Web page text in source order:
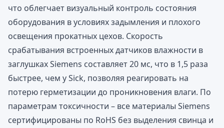
что облегчает визуальный контроль состояния
оборудования в условиях задымления и плохого
освещения прокатных цехов. Скорость
срабатывания встроенных датчиков влажности в
заглушках Siemens составляет 20 мс, что в 1,5 раза
быстрее, чем у Sick, позволяя реагировать на
потерю герметизации до проникновения влаги. По
параметрам токсичности – все материалы Siemens
сертифицированы по RoHS без выделения свинца и